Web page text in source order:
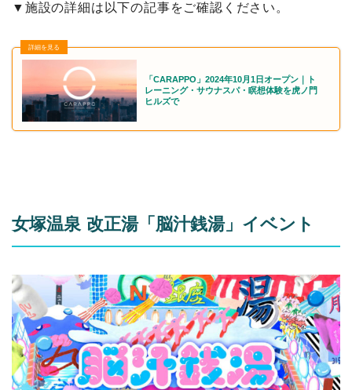
▼施設の詳細は以下の記事をご確認ください。
「CARAPPO」2024年10月1日オープン｜ト
レーニング・サウナスパ・瞑想体験を虎ノ門
ヒルズで
女塚温泉 改正湯「脳汁銭湯」イベント